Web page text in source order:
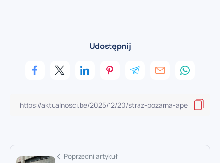
Udostępnij
Poprzedni artykuł